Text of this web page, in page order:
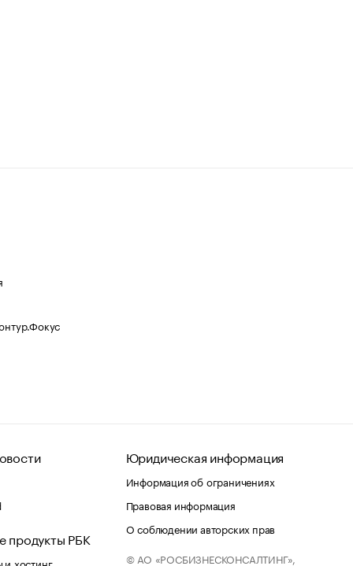
продукты РБК
хостинг
Юридическая информация
Информация об ограничениях
Правовая информация
О соблюдении авторских прав
© АО «РОСБИЗНЕСКОНСАЛТИНГ»,